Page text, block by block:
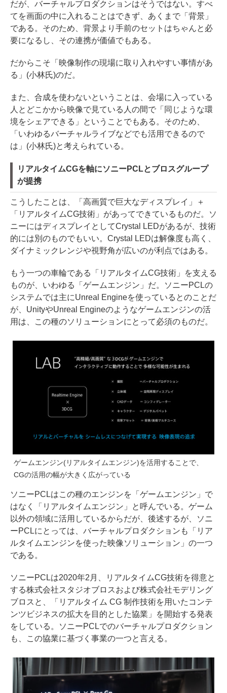
だが、バーチャルプロダクションはそうではない。すべ
てを画面の中に入れることはできず、あくまで「背景」
である。そのため、背景より手前のセットはちゃんと必
要になるし、その連携が価値でもある。
だからこそ「映像制作の現場に取り入れやすい事情があ
る」(小林氏)のだ。
また、合成を使わないということは、会場に入っている
人とどこかから映像で見ている人の間で「同じような環
境をシェアできる」ということでもある。そのため、
「いわゆるバーチャルライブなどでも活用できるので
は」(小林氏)と考えられている。
リアルタイムCGを軸にソニーPCLとブロスグループ
が提携
こうしたことは、「高画質で巨大なディスプレイ」＋
「リアルタイムCG技術」があってできているものだ。ソ
ニーにはディスプレイとしてCrystal LEDがあるが、技術
的には別のものでもいい。Crystal LEDは解像度も高く、
ダイナミックレンジや視野角が広いのが利点ではある。
もう一つの車輪である「リアルタイムCG技術」を支える
ものが、いわゆる「ゲームエンジン」だ。ソニーPCLの
システムでは主にUnreal Engineを使っているとのことだ
が、UnityやUnreal Engineのようなゲームエンジンの活
用は、この種のソリューションにとって必須のものだ。
ゲームエンジン(リアルタイムエンジン)を活用することで、
CGの活用の幅が大きく広がっている
ソニーPCLはこの種のエンジンを「ゲームエンジン」で
はなく「リアルタイムエンジン」と呼んでいる。ゲーム
以外の領域に活用しているからだが、後述するが、ソニ
ーPCLにとっては、バーチャルプロダクションも「リア
ルタイムエンジンを使った映像ソリューション」の一つ
である。
ソニーPCLは2020年2月、リアルタイムCG技術を得意と
する株式会社スタジオブロスおよび株式会社モデリング
ブロスと、「リアルタイム CG 制作技術を用いたコンテ
ンツビジネスの拡大を目的とした協業」を開始する発表
をしている。ソニーPCLでのバーチャルプロダクション
も、この協業に基づく事業の一つと言える。